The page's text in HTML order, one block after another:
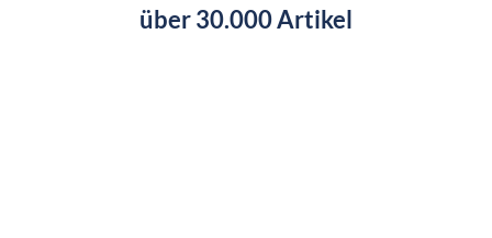
über 30.000 Artikel